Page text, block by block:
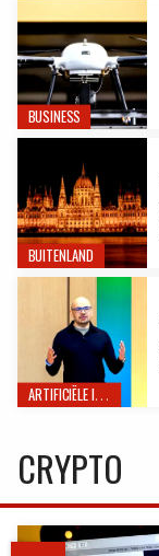
BUSINESS
BUITENLAND
ARTIFICIËLE INTELLIGENTIE
CRYPTO